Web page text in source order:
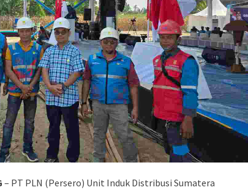
– PT PLN (Persero) Unit Induk Distribusi Sumatera